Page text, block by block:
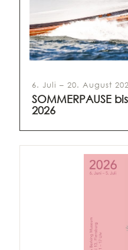
6. Juli – 20. August
SOMMERPAUSE
2026